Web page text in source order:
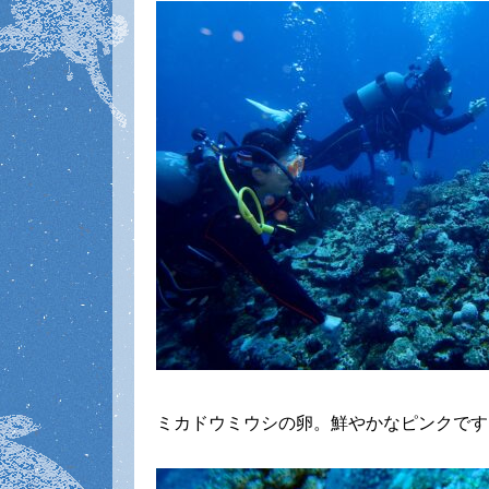
ミカドウミウシの卵。鮮やかなピンクで